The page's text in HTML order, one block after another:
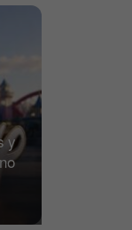
y